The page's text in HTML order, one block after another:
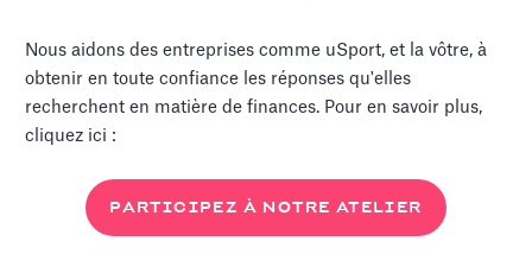
Nous aidons des entreprises comme uSport, et la vôtre, à
obtenir en toute confiance les réponses qu'elles
recherchent en matière de finances. Pour en savoir plus,
cliquez ici :
PARTICIPEZ À NOTRE ATELIER